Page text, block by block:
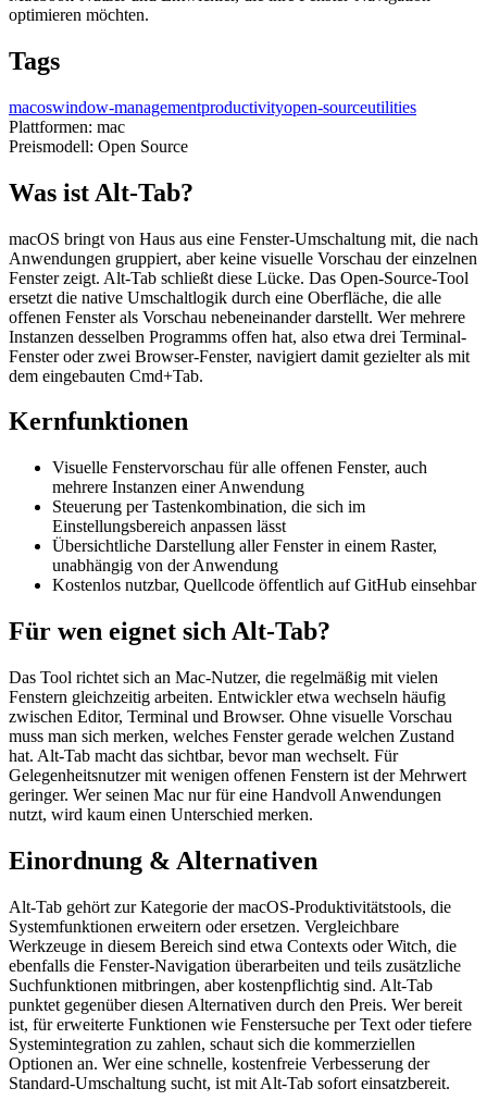
optimieren möchten.
Tags
macoswindow-managementproductivityopen-sourceutilities
Plattformen: mac
Preismodell: Open Source
Was ist Alt-Tab?
macOS bringt von Haus aus eine Fenster-Umschaltung mit, die nach
Anwendungen gruppiert, aber keine visuelle Vorschau der einzelnen
Fenster zeigt. Alt-Tab schließt diese Lücke. Das Open-Source-Tool
ersetzt die native Umschaltlogik durch eine Oberfläche, die alle
offenen Fenster als Vorschau nebeneinander darstellt. Wer mehrere
Instanzen desselben Programms offen hat, also etwa drei Terminal-
Fenster oder zwei Browser-Fenster, navigiert damit gezielter als mit
dem eingebauten Cmd+Tab.
Kernfunktionen
Visuelle Fenstervorschau für alle offenen Fenster, auch
mehrere Instanzen einer Anwendung
Steuerung per Tastenkombination, die sich im
Einstellungsbereich anpassen lässt
Übersichtliche Darstellung aller Fenster in einem Raster,
unabhängig von der Anwendung
Kostenlos nutzbar, Quellcode öffentlich auf GitHub einsehbar
Für wen eignet sich Alt-Tab?
Das Tool richtet sich an Mac-Nutzer, die regelmäßig mit vielen
Fenstern gleichzeitig arbeiten. Entwickler etwa wechseln häufig
zwischen Editor, Terminal und Browser. Ohne visuelle Vorschau
muss man sich merken, welches Fenster gerade welchen Zustand
hat. Alt-Tab macht das sichtbar, bevor man wechselt. Für
Gelegenheitsnutzer mit wenigen offenen Fenstern ist der Mehrwert
geringer. Wer seinen Mac nur für eine Handvoll Anwendungen
nutzt, wird kaum einen Unterschied merken.
Einordnung & Alternativen
Alt-Tab gehört zur Kategorie der macOS-Produktivitätstools, die
Systemfunktionen erweitern oder ersetzen. Vergleichbare
Werkzeuge in diesem Bereich sind etwa Contexts oder Witch, die
ebenfalls die Fenster-Navigation überarbeiten und teils zusätzliche
Suchfunktionen mitbringen, aber kostenpflichtig sind. Alt-Tab
punktet gegenüber diesen Alternativen durch den Preis. Wer bereit
ist, für erweiterte Funktionen wie Fenstersuche per Text oder tiefere
Systemintegration zu zahlen, schaut sich die kommerziellen
Optionen an. Wer eine schnelle, kostenfreie Verbesserung der
Standard-Umschaltung sucht, ist mit Alt-Tab sofort einsatzbereit.